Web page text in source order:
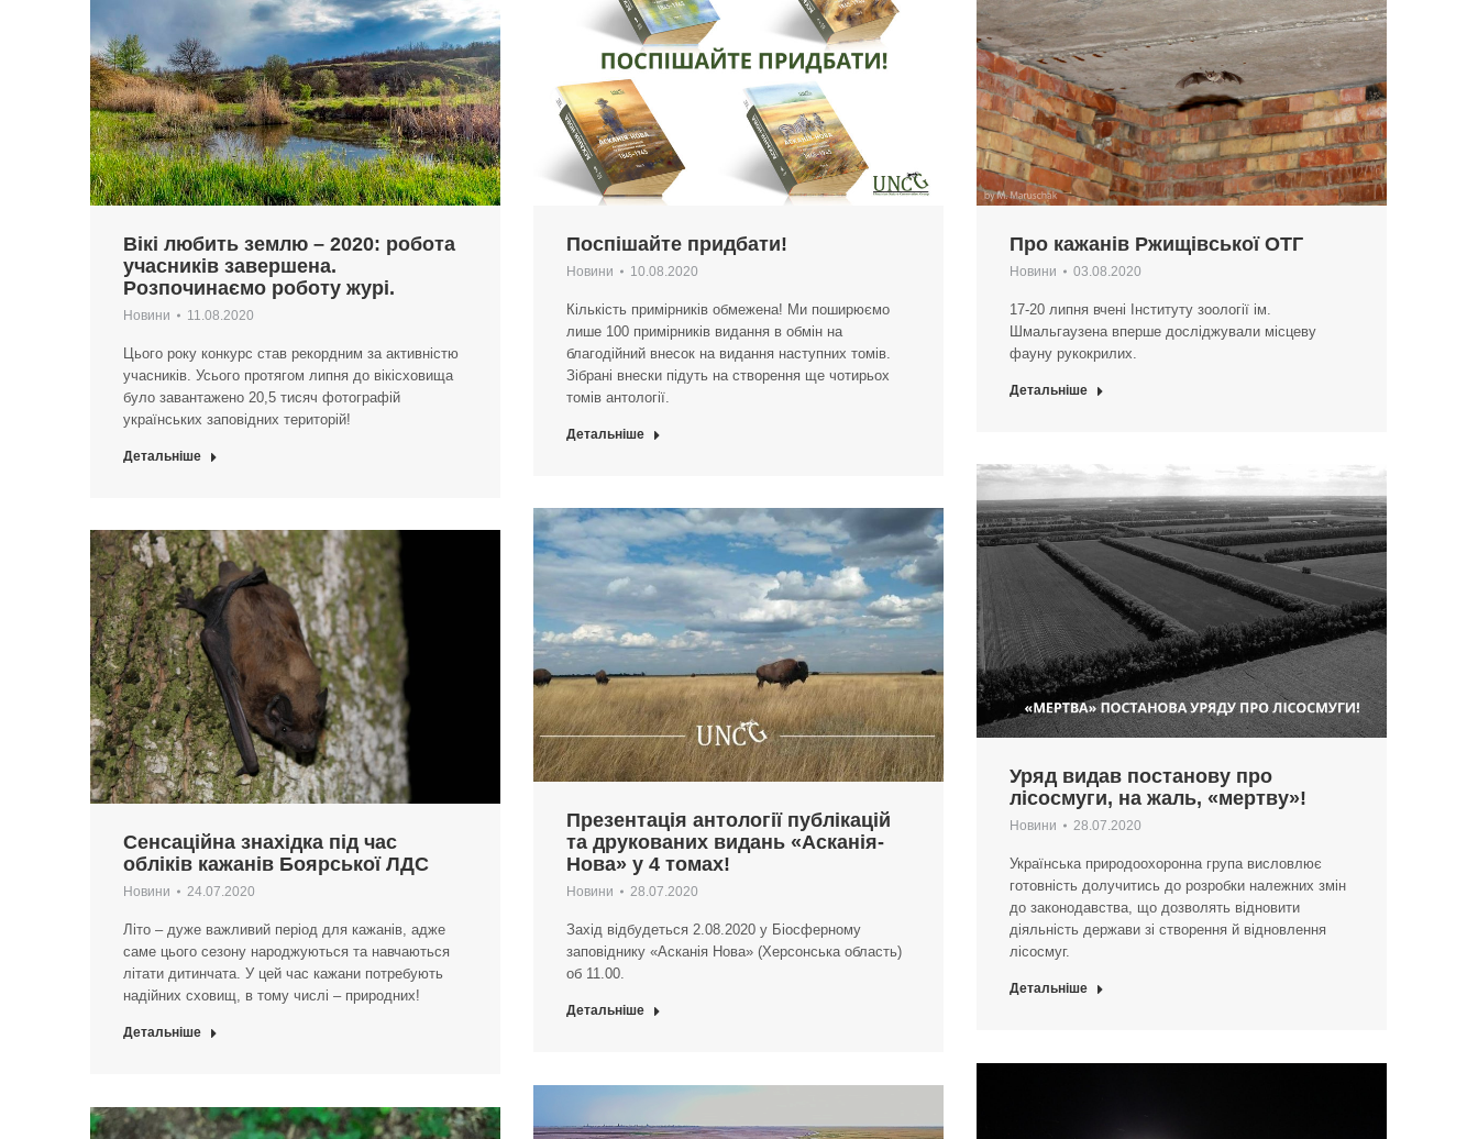
Вікі любить землю – 2020: робота
учасників завершена.
Розпочинаємо роботу журі.
Новини 11.08.2020
Цього року конкурс став рекордним за активністю
учасників. Усього протягом липня до вікісховища
було завантажено 20,5 тисяч фотографій
українських заповідних територій!
Детальніше
Поспішайте придбати!
Новини 10.08.2020
Кількість примірників обмежена! Ми поширюємо
лише 100 примірників видання в обмін на
благодійний внесок на видання наступних томів.
Зібрані внески підуть на створення ще чотирьох
томів антології.
Детальніше
Про кажанів Ржищівської ОТГ
Новини 03.08.2020
17-20 липня вчені Інституту зоології ім.
Шмальгаузена вперше досліджували місцеву
фауну рукокрилих.
Детальніше
Уряд видав постанову про
лісосмуги, на жаль, «мертву»!
Новини 28.07.2020
Українська природоохоронна група висловлює
готовність долучитись до розробки належних змін
до законодавства, що дозволять відновити
діяльність держави зі створення й відновлення
лісосмуг.
Детальніше
Презентація антології публікацій
та друкованих видань «Асканія-
Нова» у 4 томах!
Новини 28.07.2020
Захід відбудеться 2.08.2020 у Біосферному
заповіднику «Асканія Нова» (Херсонська область)
об 11.00.
Детальніше
Сенсаційна знахідка під час
обліків кажанів Боярської ЛДС
Новини 24.07.2020
Літо – дуже важливий період для кажанів, адже
саме цього сезону народжуються та навчаються
літати дитинчата. У цей час кажани потребують
надійних сховищ, в тому числі – природних!
Детальніше